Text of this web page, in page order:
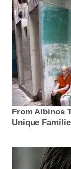
From Albinos
Unique